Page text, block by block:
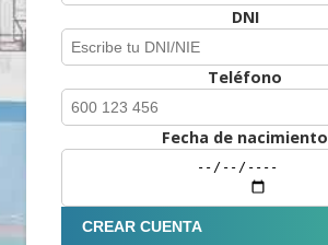
DNI
Teléfono
Fecha de nacimiento
CREAR CUENTA